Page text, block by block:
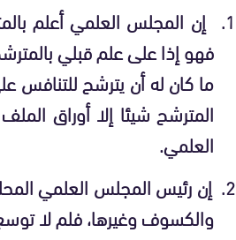
1.
إن المجلس العلمي أعلم
فهو إذا على علم قبلي
ما كان له أن يترشح للتنافس
المترشح شيئا إلا أوراق
العلمي.
2. إن رئيس المجلس العلمي
والكسوف وغيرها، فلم لا